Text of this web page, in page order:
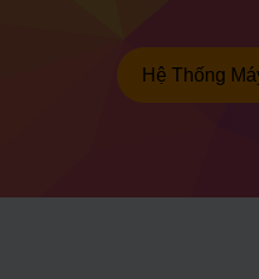
Hệ Thống